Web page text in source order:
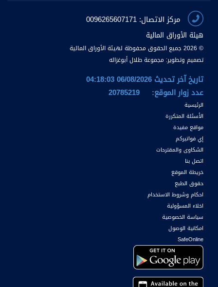
مركز الاتصال: 0096265607171
هيئة الأوراق المالية
© 2026 جميع الحقوق محفوظة لهيئة الأوراق المالية
تصميم وتطوير: مجموعة طلال أبوغزاله
تاريخ آخر تحديث 06/08/2026 04:18:03
عدد زوار الموقع:
الرئيسية
الأسئلة المتكررة
مواقع مفيدة
إي فواتيركم
الشكاوى والمقترحات
اتصل بنا
خريطة الموقع
حقوق الطبع
احكام وشروط الاستخدام
اخلاء المسؤولية
سياسة الخصوصية
امكانية الوصول
SafeOnline